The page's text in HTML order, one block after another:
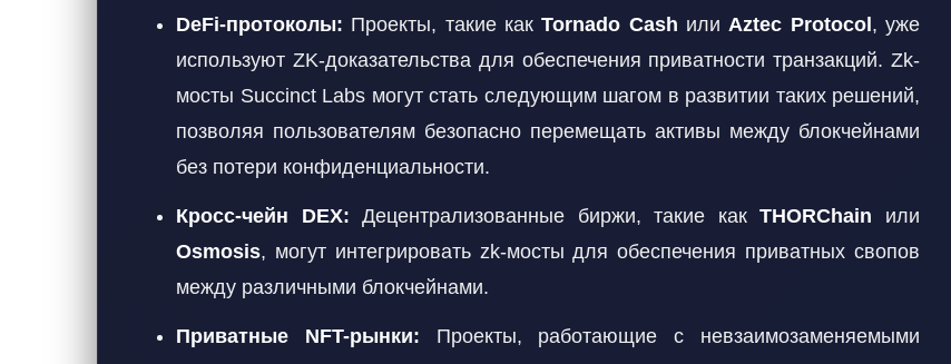
DeFi-протоколы: Проекты, такие какTornado Cash илиAztec Protocol , уже
используют ZK-доказательства для обеспечения приватности транзакций. Zk-
мосты Succinct Labs могут стать следующим шагом в развитии таких решений,
позволяя пользователям безопасно перемещать активы между блокчейнами
без потери конфиденциальности.
Кросс-чейн DEX: Децентрализованные биржи, такие какTHORChain или
Osmosis, могут интегрировать zk-мосты для обеспечения приватных свопов
между различными блокчейнами.
Приватные NFT-рынки: Проекты, работающие с невзаимозаменяемыми